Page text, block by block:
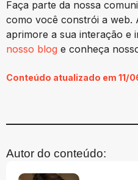
Faça parte da nossa
como você constrói a web.
aprimore a sua interação e
nosso blog e conheça
Conteúdo atualizado em 11/
Autor do conteúdo: